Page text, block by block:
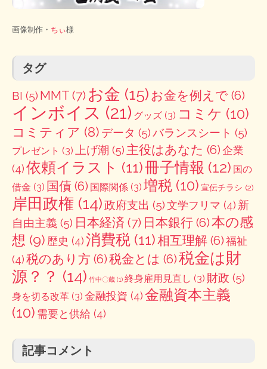
画像制作・ ちぃ様
タグ
BI (5) MMT (7) お金 (15) お金を例えで (6)
インボイス (21) グッズ (3) コミケ (10)
コミティア (8) データ (5)バランスシート (5)
プレゼント (3) 上げ潮 (5) 主役はあなた (6)企業
(4)依頼イラスト (11)冊子情報 (12) 国の
借金 (3) 国債 (6) 国際関係 (3) 増税 (10) 宣伝チラシ (2)
岸田政権 (14)政府支出 (5)文学フリマ (4) 新
自由主義 (5) 日本経済 (7) 日本銀行 (6)本の感
想 (9) 歴史 (4)消費税 (11)相互理解 (6)福祉
(4)税のあり方 (6)税金とは (6)税金は財
源？？ (14) 竹中〇蔵 (1) 終身雇用見直し (3) 財政 (5)
身を切る改革 (3) 金融投資 (4)金融資本主義
(10) 需要と供給 (4)
記事コメント